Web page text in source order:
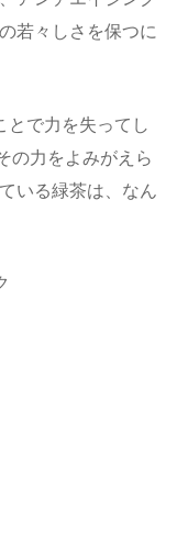
若々しさを保つに
とで力を失ってし
の力をよみがえら
いる緑茶は、なん